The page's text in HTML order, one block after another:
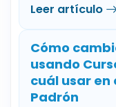
Leer artículo
Cómo
usando
cuál usar
Padrón